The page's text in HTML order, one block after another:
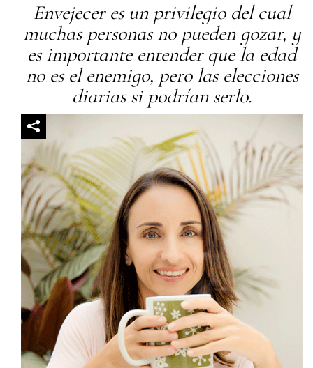
Envejecer es un privilegio del cual
muchas personas no pueden gozar, y
es importante entender que la edad
no es el enemigo, pero las elecciones
diarias si podrían serlo.